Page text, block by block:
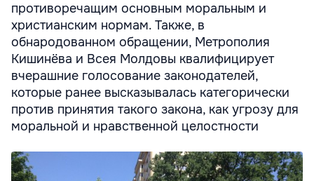
противоречащим основным моральным и
христианским нормам. Также, в
обнародованном обращении, Метрополия
Кишинёва и Всея Молдовы квалифицирует
вчерашние голосование законодателей,
которые ранее высказывалась категорически
против принятия такого закона, как угрозу для
моральной и нравственной целостности